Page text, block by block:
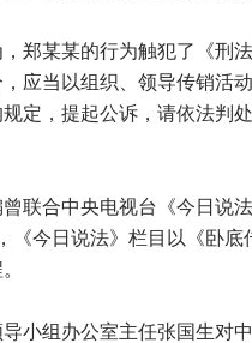
郑某某的行为触犯了《刑
应当以组织、领导传销活
定，提起公诉，请依法判
联合中央电视台《今日说
《今日说法》栏目以《卧
小组办公室主任张国生对